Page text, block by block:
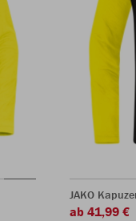
JAKO
ab 41,99 €